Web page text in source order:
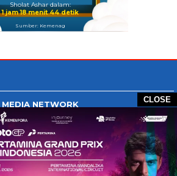
CLOSE
Sholat Ashar dalam:
1 jam 18 menit 44 detik
Sumber: Kemenag
MEDIA NETWORK
BERBAGI News
Whatsapp.com
Twitter.com Youtube.com
PEDOMAN MEDIA SIBER